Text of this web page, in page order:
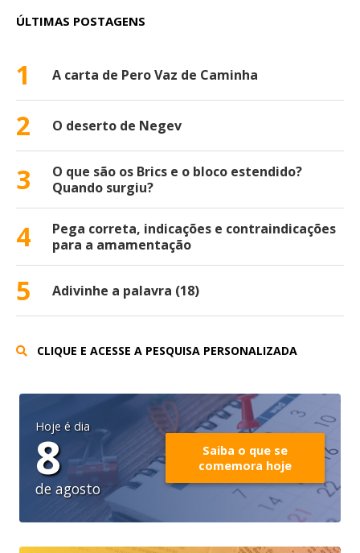
ÚLTIMAS POSTAGENS
1 A carta de Pero Vaz de Caminha
2 O deserto de Negev
3
O que são os Brics e o bloco estendido?
Quando surgiu?
4
Pega correta, indicações e contraindicações
para a amamentação
5 Adivinhe a palavra (18)
CLIQUE E ACESSE A PESQUISA PERSONALIZADA
Hoje é dia
8
de agosto
Saiba o que se
comemora hoje